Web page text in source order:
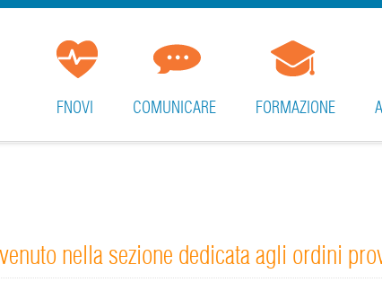
FNOVI COMUNICARE FORMAZIONE
nella sezione dedicata agli ordini